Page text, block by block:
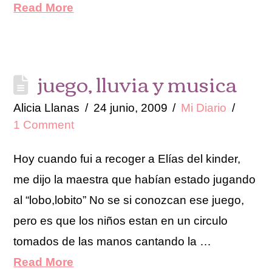
Read More
juego, lluvia y musica
Alicia Llanas 24 junio, 2009
Mi Diario
1 Comment
Hoy cuando fui a recoger a Elías del kinder,
me dijo la maestra que habían estado jugando
al “lobo,lobito” No se si conozcan ese juego,
pero es que los niños estan en un circulo
tomados de las manos cantando la …
Read More